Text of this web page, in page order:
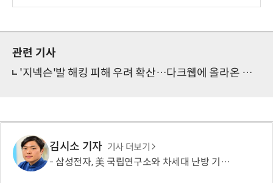
관련 기사
'지넥슨'발 해킹 피해 우려 확산…다크웹에 올라온 법인보험대리점 더 있다
김시소 기자 기사 더보기
삼성전자, 美 국립연구소와 차세대 난방 기술 개발한다